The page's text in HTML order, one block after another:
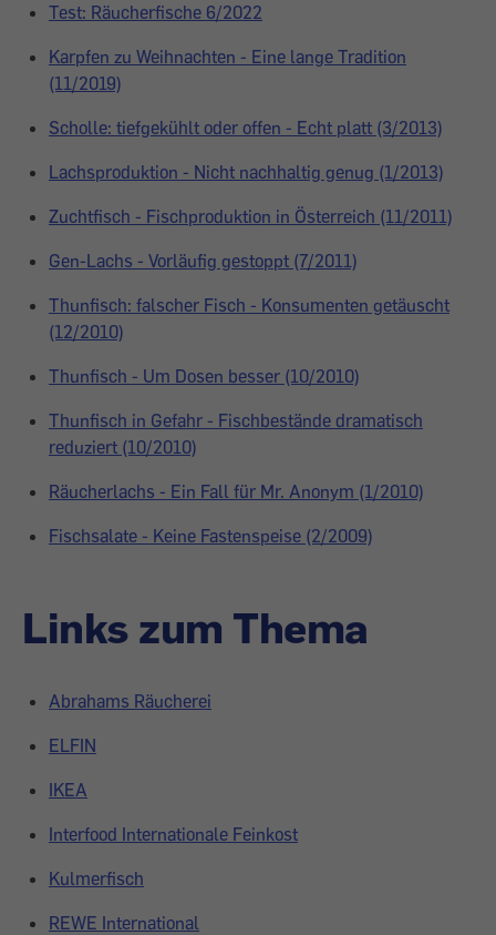
Test: Räucherfische 6/2022
Karpfen zu Weihnachten - Eine lange Tradition
(11/2019)
Scholle: tiefgekühlt oder offen - Echt platt (3/2013)
Lachsproduktion - Nicht nachhaltig genug (1/2013)
Zuchtfisch - Fischproduktion in Österreich (11/2011)
Gen-Lachs - Vorläufig gestoppt (7/2011)
Thunfisch: falscher Fisch - Konsumenten getäuscht
(12/2010)
Thunfisch - Um Dosen besser (10/2010)
Thunfisch in Gefahr - Fischbestände dramatisch
reduziert (10/2010)
Räucherlachs - Ein Fall für Mr. Anonym (1/2010)
Fischsalate - Keine Fastenspeise (2/2009)
Links zum Thema
Abrahams Räucherei
ELFIN
IKEA
Interfood Internationale Feinkost
Kulmerfisch
REWE International